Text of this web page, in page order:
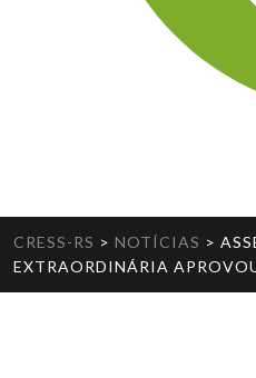
CRESS-RS > NOTÍCIAS >
EXTRAORDINÁRIA